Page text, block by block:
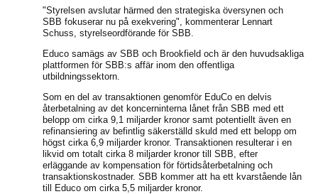
"Styrelsen avslutar härmed den strategiska översynen och
SBB fokuserar nu på exekvering", kommenterar Lennart
Schuss, styrelseordförande för SBB.
Educo samägs av SBB och Brookfield och är den huvudsakliga
plattformen för SBB:s affär inom den offentliga
utbildningssektorn.
Som en del av transaktionen genomför EduCo en delvis
återbetalning av det koncerninterna lånet från SBB med ett
belopp om cirka 9,1 miljarder kronor samt potentiellt även en
refinansiering av befintlig säkerställd skuld med ett belopp om
högst cirka 6,9 miljarder kronor. Transaktionen resulterar i en
likvid om totalt cirka 8 miljarder kronor till SBB, efter
erläggande av kompensation för förtidsåterbetalning och
transaktionskostnader. SBB kommer att ha ett kvarstående lån
till Educo om cirka 5,5 miljarder kronor.